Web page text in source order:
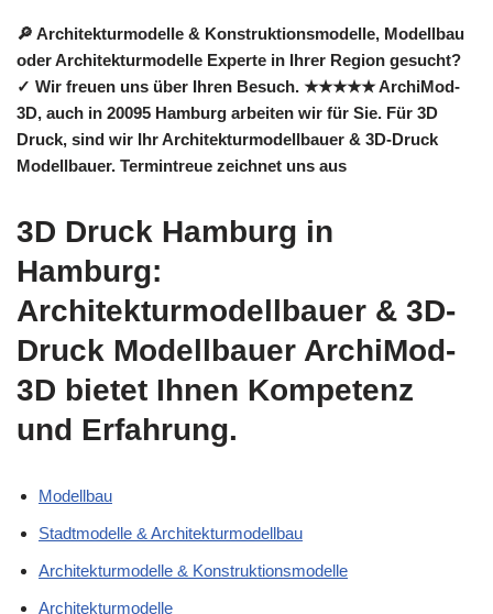
🔎 Architekturmodelle & Konstruktionsmodelle, Modellbau
oder Architekturmodelle Experte in Ihrer Region gesucht?
✓ Wir freuen uns über Ihren Besuch. ★★★★★ ArchiMod-
3D, auch in 20095 Hamburg arbeiten wir für Sie. Für 3D
Druck, sind wir Ihr Architekturmodellbauer & 3D-Druck
Modellbauer. Termintreue zeichnet uns aus
3D Druck Hamburg in
Hamburg:
Architekturmodellbauer & 3D-
Druck Modellbauer ArchiMod-
3D bietet Ihnen Kompetenz
und Erfahrung.
Modellbau
Stadtmodelle & Architekturmodellbau
Architekturmodelle & Konstruktionsmodelle
Architekturmodelle